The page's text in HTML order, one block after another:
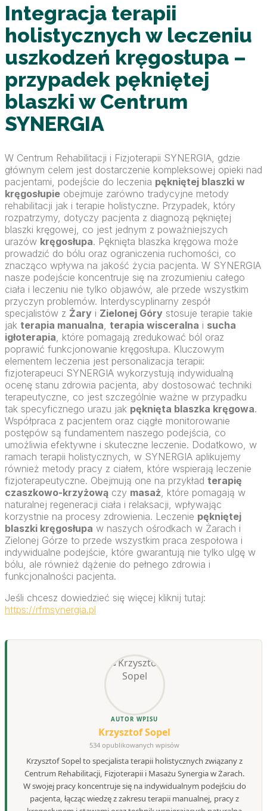
Integracja terapii
holistycznych w leczeniu
uszkodzeń kręgosłupa –
przypadek pękniętej
blaszki w Centrum
SYNERGIA
W Centrum Rehabilitacji i Fizjoterapii SYNERGIA, gdzie
głównym celem jest dostarczenie kompleksowej opieki nad
pacjentami, podejście do leczenia pękniętej blaszki w
kręgosłupie obejmuje zarówno tradycyjne metody
rehabilitacji jak i terapie holistyczne. Przypadek, który
rozpatrzymy, dotyczy pacjenta z diagnozą pękniętej
blaszki kręgowej, co jest jednym z poważniejszych
urazów kręgosłupa. Pęknięta blaszka kręgowa może
prowadzić do bólu oraz ograniczenia ruchomości, co
znacząco wpływa na jakość życia pacjenta. W SYNERGIA
nasze podejście koncentruje się na zrozumieniu całego
ciała i leczeniu nie tylko objawów, ale przede wszystkim
przyczyn problemów. Interdyscyplinarny zespół
specjalistów z Żary i Zielonej Góry stosuje terapie takie
jak terapia manualna, terapia wisceralna i sucha
igłoterapia, które pomagają zredukować ból oraz
poprawić funkcjonowanie kręgosłupa. Kluczowym
elementem leczenia jest personalizacja terapii:
fizjoterapeuci SYNERGIA wykorzystują indywidualną
ocenę stanu zdrowia pacjenta, aby dostosować techniki
terapeutyczne, co jest szczególnie ważne w przypadku
tak specyficznego urazu jak pęknięta blaszka kręgowa.
Współpraca z pacjentem oraz ciągłe monitorowanie
postępów są fundamentem naszego podejścia, co
umożliwia efektywne i skuteczne leczenie. Dodatkowo, w
ramach terapii holistycznych, w SYNERGIA aplikujemy
również metody pracy z ciałem, które wspierają leczenie
fizjoterapeutyczne. Obejmują one na przykład terapię
czaszkowo-krzyżową czy masaż, które pomagają w
naturalnej regeneracji ciała i relaksacji, wpływając
korzystnie na procesy zdrowienia. Leczenie pękniętej
blaszki kręgosłupa w naszych ośrodkach w Żarach i
Zielonej Górze to przede wszystkim praca zespołowa i
indywidualne podejście, które gwarantują nie tylko ulgę w
bólu, ale również dążenie do pełnego zdrowia i
funkcjonalności pacjenta.
Jeśli chcesz dowiedzieć się więcej kliknij tutaj:
https://rfmsynergia.pl
AUTOR WPISU
Krzysztof Sopel
534 opublikowanych wpisów
Krzysztof Sopel to specjalista terapii holistycznych związany z
Centrum Rehabilitacji, Fizjoterapii i Masażu Synergia w Żarach.
W swojej pracy koncentruje się na indywidualnym podejściu do
pacjenta, łącząc wiedzę z zakresu terapii manualnej, pracy z